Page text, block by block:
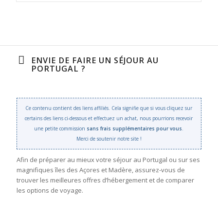
ENVIE DE FAIRE UN SÉJOUR AU
PORTUGAL ?
Ce contenu contient des liens affiliés. Cela signifie que si vous cliquez sur
certains des liens ci-dessous et effectuez un achat, nous pourrions recevoir
une petite commission sans frais supplémentaires pour vous.
Merci de soutenir notre site !
Afin de préparer au mieux votre séjour au Portugal ou sur ses
magnifiques îles des Açores et Madère, assurez-vous de
trouver les meilleures offres d’hébergement et de comparer
les options de voyage.